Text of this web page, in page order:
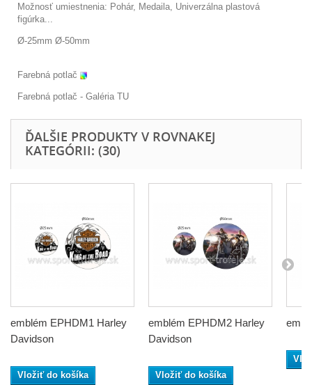
Možnosť umiestnenia: Pohár, Medaila, Univerzálna plastová
figúrka...
Ø-25mm Ø-50mm
Farebná potlač
Farebná potlač - Galéria TU
ĎALŠIE PRODUKTY V ROVNAKEJ
KATEGÓRII: (30)
emblém EPHDM1 Harley
Davidson
Vložiť do košíka
emblém EPHDM2 Harley
Davidson
Vložiť do košíka